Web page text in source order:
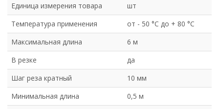
Единица измерения товара
шт
Температура применения
от - 50 °C до + 80 °C
Максимальная длина
6 м
В резке
да
Шаг реза кратный
10 мм
Минимальная длина
0,5 м